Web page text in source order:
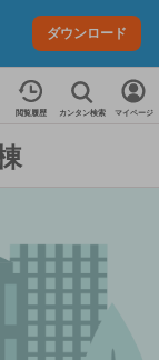
ダウンロード
閲覧履歴 カンタン検索 マイページ